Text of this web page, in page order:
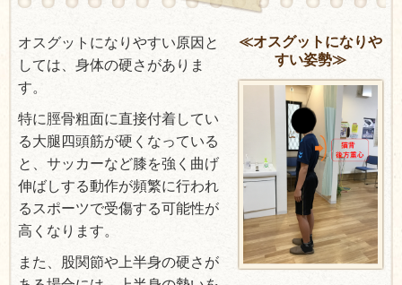
≪オスグットになりや
すい姿勢≫
オスグットになりやすい原因と
しては、身体の硬さがありま
す。
特に脛骨粗面に直接付着してい
る大腿四頭筋が硬くなっている
と、サッカーなど膝を強く曲げ
伸ばしする動作が頻繁に行われ
るスポーツで受傷する可能性が
高くなります。
また、股関節や上半身の硬さが